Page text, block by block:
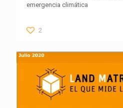
emergencia climática
2